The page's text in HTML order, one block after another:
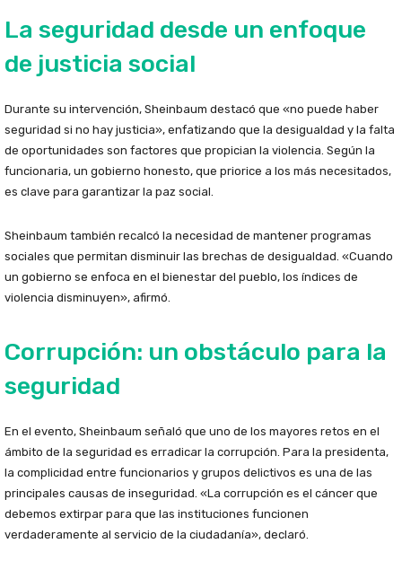
La seguridad desde un enfoque
de justicia social
Durante su intervención, Sheinbaum destacó que «no puede haber
seguridad si no hay justicia», enfatizando que la desigualdad y la falta
de oportunidades son factores que propician la violencia. Según la
funcionaria, un gobierno honesto, que priorice a los más necesitados,
es clave para garantizar la paz social.
Sheinbaum también recalcó la necesidad de mantener programas
sociales que permitan disminuir las brechas de desigualdad. «Cuando
un gobierno se enfoca en el bienestar del pueblo, los índices de
violencia disminuyen», afirmó.
Corrupción: un obstáculo para la
seguridad
En el evento, Sheinbaum señaló que uno de los mayores retos en el
ámbito de la seguridad es erradicar la corrupción. Para la presidenta,
la complicidad entre funcionarios y grupos delictivos es una de las
principales causas de inseguridad. «La corrupción es el cáncer que
debemos extirpar para que las instituciones funcionen
verdaderamente al servicio de la ciudadanía», declaró.